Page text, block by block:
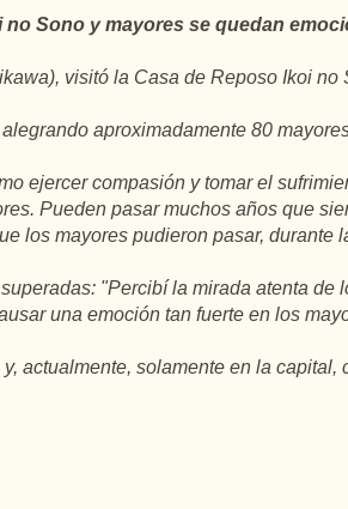
Sono y mayores se quedan
visitó la Casa de Reposo Ikoi
aproximadamente 80
ejercer compasión y tomar el
Pueden pasar muchos años que
los mayores pudieron pasar,
"Percibí la mirada atenta
una emoción tan fuerte en los
actualmente, solamente en la